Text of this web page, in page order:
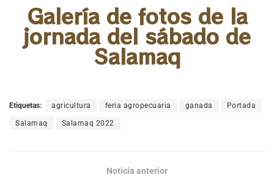
Galería de fotos de la
jornada del sábado de
Salamaq
Etiquetas: agricultura feria agropecuaria ganada Portada
Salamaq Salamaq 2022
Noticia anterior